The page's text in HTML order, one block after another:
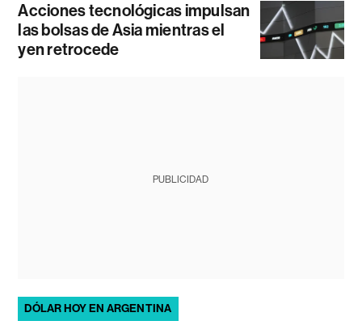
Acciones tecnológicas impulsan
las bolsas de Asia mientras el
yen retrocede
PUBLICIDAD
DÓLAR HOY EN ARGENTINA